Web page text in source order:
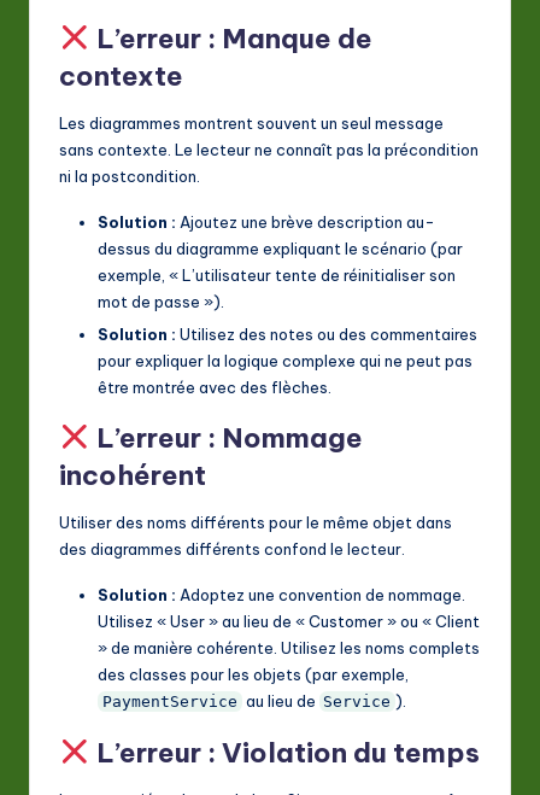
L’erreur : Manque de
contexte
Les diagrammes montrent souvent un seul message
sans contexte. Le lecteur ne connaît pas la précondition
ni la postcondition.
Solution : Ajoutez une brève description au-
dessus du diagramme expliquant le scénario (par
exemple, « L’utilisateur tente de réinitialiser son
mot de passe »).
Solution : Utilisez des notes ou des commentaires
pour expliquer la logique complexe qui ne peut pas
être montrée avec des flèches.
L’erreur : Nommage
incohérent
Utiliser des noms différents pour le même objet dans
des diagrammes différents confond le lecteur.
Solution : Adoptez une convention de nommage.
Utilisez « User » au lieu de « Customer » ou « Client
» de manière cohérente. Utilisez les noms complets
des classes pour les objets (par exemple,
PaymentService au lieu de Service ).
L’erreur : Violation du temps